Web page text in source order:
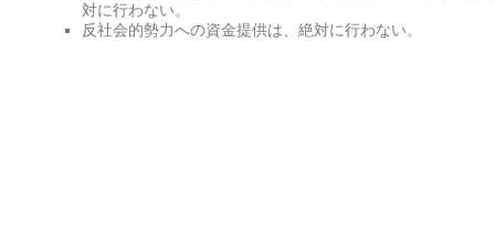
対に行わない。
反社会的勢力への資金提供は、絶対に行わない。